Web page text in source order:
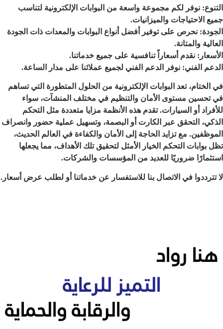
التنوع: نوفر لكم مجموعة واسعة من البوابات الإلكترونية لتناسب
جميع الاحتياجات والميزانيات.
الجودة: نحرص على توفير أفضل أنواع البوابات والمعدات ذات الجودة
العالية والمتانة.
الأسعار: نقدم أسعاراً تنافسية على جميع خدماتنا.
الدعم الفني: نوفر الدعم الفني لجميع عملائنا على مدار الساعة.
في الختام، تعد البوابات الإلكترونية من الحلول المتطورة التي تساهم
في تحسين مستوى الأمان والتنظيم في مختلف المنشآت، سواء
للأفراد أو السيارات. تقدم هذه الأنظمة مزايا متعددة مثل التحكم
الذكي، التحقق عبر الكارت أو البصمة، وتسهيل عملية حضور وانصراف
الموظفين. مع تزايد الحاجة إلى الأمان والكفاءة في العالم الحديث،
تظل بوابات التحكم الخيار الأمثل لتحقيق تلك الأهداف، مما يجعلها
استثمارًا ضروريًا للعديد من المؤسسات والشركات.
لا تترددوا في الاتصال بنا للاستفسار عن خدماتنا أو لطلب عرض أسعار.
هنا رواد
التميز للرعاية
والرقابة والحماية